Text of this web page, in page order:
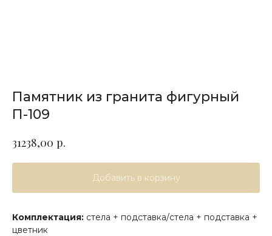
Памятник из гранита фигурный
П-109
31238,00 р.
Добавить в корзину
Комплектация: стела + подставка/стела + подставка +
цветник